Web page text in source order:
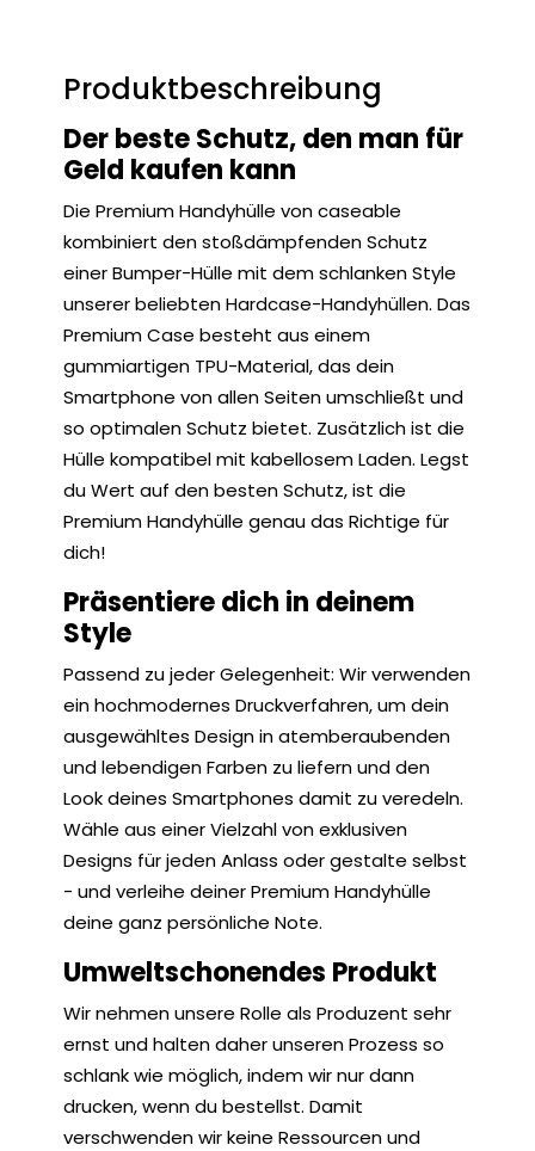
Produktbeschreibung
Der beste Schutz, den man für
Geld kaufen kann
Die Premium Handyhülle von caseable
kombiniert den stoßdämpfenden Schutz
einer Bumper-Hülle mit dem schlanken Style
unserer beliebten Hardcase-Handyhüllen. Das
Premium Case besteht aus einem
gummiartigen TPU-Material, das dein
Smartphone von allen Seiten umschließt und
so optimalen Schutz bietet. Zusätzlich ist die
Hülle kompatibel mit kabellosem Laden. Legst
du Wert auf den besten Schutz, ist die
Premium Handyhülle genau das Richtige für
dich!
Präsentiere dich in deinem
Style
Passend zu jeder Gelegenheit: Wir verwenden
ein hochmodernes Druckverfahren, um dein
ausgewähltes Design in atemberaubenden
und lebendigen Farben zu liefern und den
Look deines Smartphones damit zu veredeln.
Wähle aus einer Vielzahl von exklusiven
Designs für jeden Anlass oder gestalte selbst
- und verleihe deiner Premium Handyhülle
deine ganz persönliche Note.
Umweltschonendes Produkt
Wir nehmen unsere Rolle als Produzent sehr
ernst und halten daher unseren Prozess so
schlank wie möglich, indem wir nur dann
drucken, wenn du bestellst. Damit
verschwenden wir keine Ressourcen und